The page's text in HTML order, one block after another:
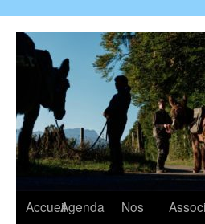
AccueilAgenda
Nos